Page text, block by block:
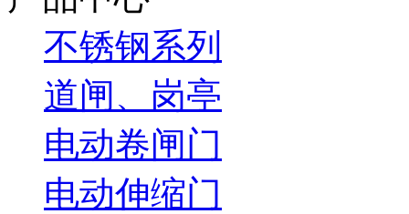
不锈钢系列
道闸、岗亭
电动卷闸门
电动伸缩门